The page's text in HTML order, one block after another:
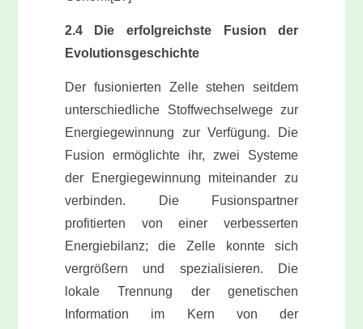
2.4 Die erfolgreichste Fusion der
Evolutionsgeschichte
Der fusionierten Zelle stehen seitdem
unterschiedliche Stoffwechselwege zur
Energiegewinnung zur Verfügung. Die
Fusion ermöglichte ihr, zwei Systeme
der Energiegewinnung miteinander zu
verbinden. Die Fusionspartner
profitierten von einer verbesserten
Energiebilanz; die Zelle konnte sich
vergrößern und spezialisieren. Die
lokale Trennung der genetischen
Information im Kern von der